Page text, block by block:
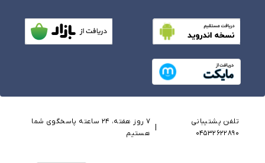
تلفن پشتیبانی
04532622890
۷ روز هفته، ۲۴ ساعته پاسخگوی شما
هستیم